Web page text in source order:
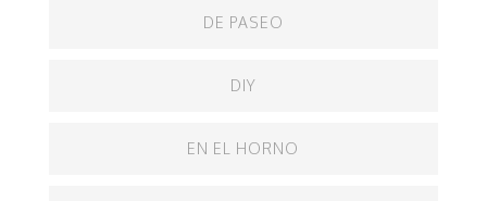
DE PASEO
DIY
EN EL HORNO